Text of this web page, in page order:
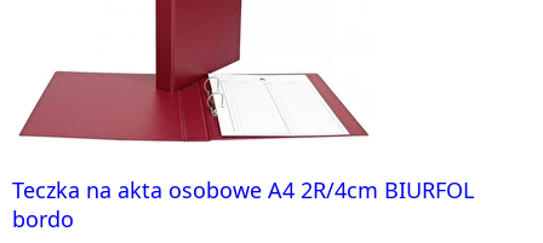
Teczka na akta osobowe A4 2R/4cm BIURFOL
bordo